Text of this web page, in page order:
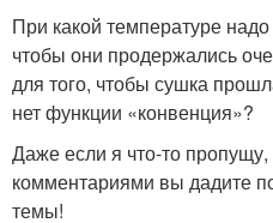
При какой температуре
чтобы они продержались
для того, чтобы сушка
нет функции «конвенция»?
Даже если я что-то
комментариями вы дадите
темы!